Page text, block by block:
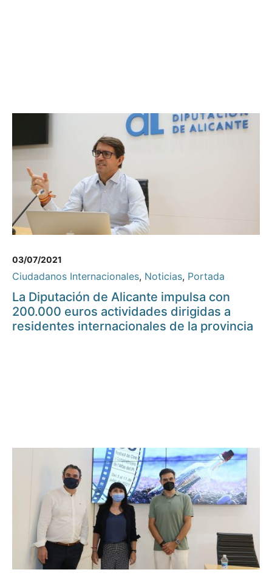
03/07/2021
Ciudadanos Internacionales, Noticias, Portada
La Diputación de Alicante impulsa con
200.000 euros actividades dirigidas a
residentes internacionales de la provincia